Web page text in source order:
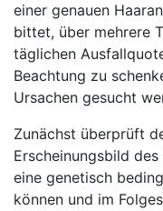
einer genauen
bittet, über mehrere
täglichen
Beachtung zu
Ursachen gesucht
Zunächst überprüft
Erscheinungsbild
eine genetisch
können und im